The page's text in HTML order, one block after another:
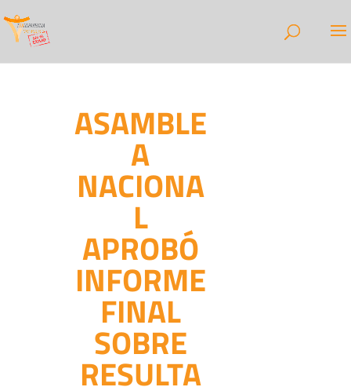
ASAMBLE
A
NACIONA
L
APROBÓ
INFORME
FINAL
SOBRE
RESULTA